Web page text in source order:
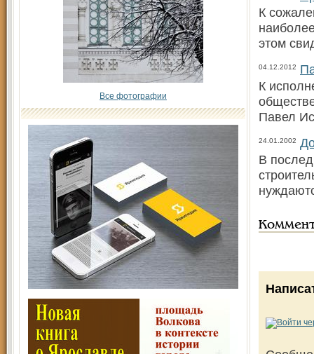
Все фотографии
К
этом
04.12.2012
К
Павел
24.01.2002
В